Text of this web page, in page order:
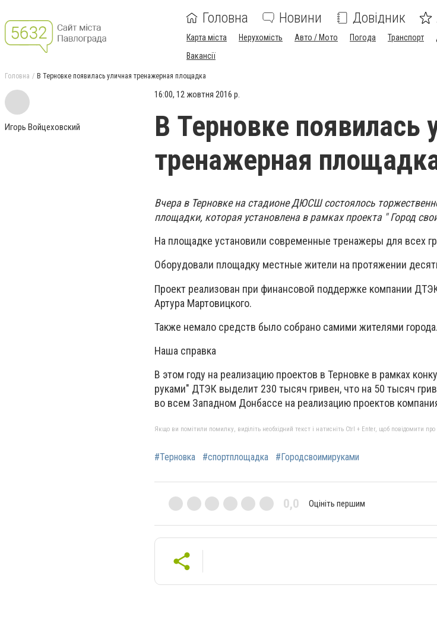
Головна Новини Довідник
Карта міста Нерухомість Авто / Мото Погода Транспорт
Вакансії
Головна В Терновке появилась уличная тренажерная площадка
Игорь Войцеховский
16:00, 12 жовтня 2016 р.
В Терновке появилась
тренажерная
Вчера в Терновке на стадионе ДЮСШ состоялось
площадки, которая установлена в рамках проекта " Город
На площадке установили современные тренажеры для всех
Оборудовали площадку местные жители на протяжении
Проект реализован при финансовой поддержке компании
Артура Мартовицкого.
Также немало средств было собрано самими жителями города.
Наша справка
В этом году на реализацию проектов в Терновке в рамках
руками" ДТЭК выделит 230 тысяч гривен, что на 50 тысяч
во всем Западном Донбассе на реализацию проектов
Якщо ви помітили помилку, виділіть необхідний текст і натисніть Ctrl + Enter, щоб повідомити
#Терновка #спортплощадка #Городсвоимируками
0,0 Оцініть першим